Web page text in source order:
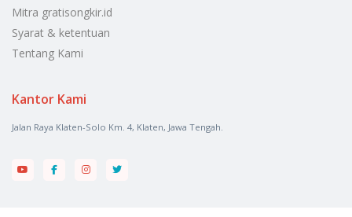
Mitra gratisongkir.id
Syarat & ketentuan
Tentang Kami
Kantor Kami
Jalan Raya Klaten-Solo Km. 4, Klaten, Jawa Tengah.